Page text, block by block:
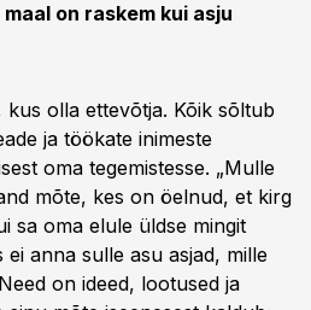
on raskem kui asju
olla ettevõtja. Kõik sõltub
ja töökate inimeste
oma tegemistesse. „Mulle
mõte, kes on öelnud, et kirg
sa oma elule üldse mingit
anna sulle asu asjad, mille
on ideed, lootused ja